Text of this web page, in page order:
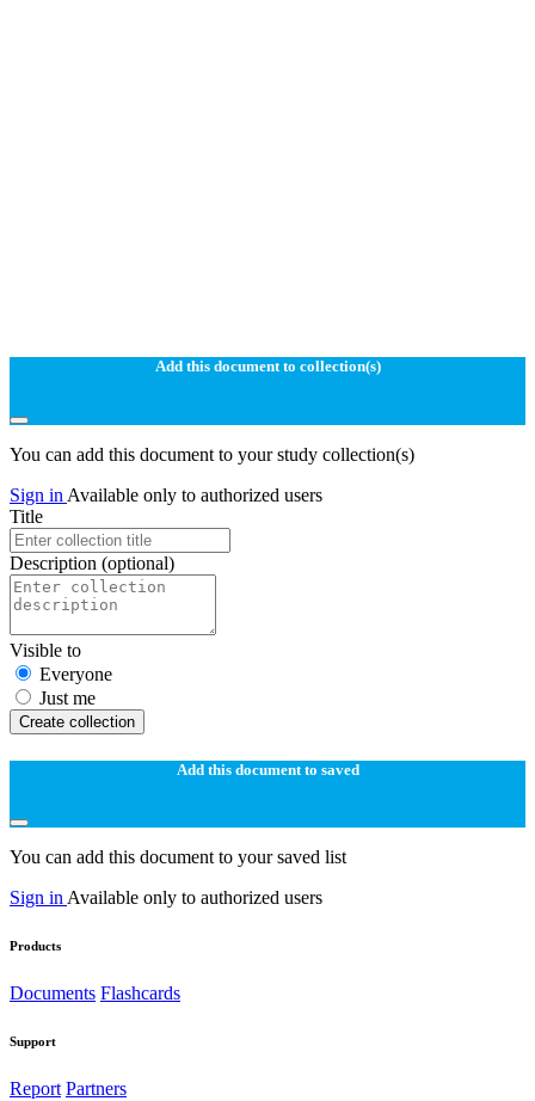
Add this document to collection(s)
You can add this document to your study collection(s)
Sign in Available only to authorized users
Title
Description (optional)
Visible to
Everyone
Just me
Create collection
Add this document to saved
You can add this document to your saved list
Sign in Available only to authorized users
Products
Documents Flashcards
Support
Report Partners